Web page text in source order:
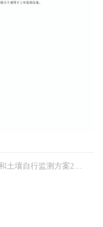
土壤自行监测方案2021